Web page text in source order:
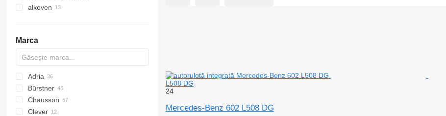
alkoven
Marca
Adria
Compact
Coral
Matrix
Bürstner
Copa
Lineo
T-Series
C-Tourer
C-tourer T
Chausson
514
Clever
L508 DG
24
Mercedes-Benz 602 L508 DG